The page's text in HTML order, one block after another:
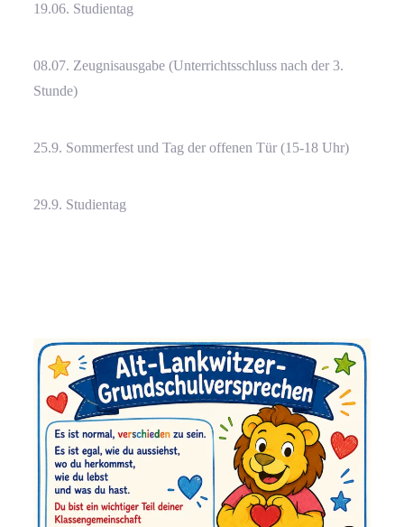
19.06. Studientag
08.07. Zeugnisausgabe (Unterrichtsschluss nach der 3.
Stunde)
25.9. Sommerfest und Tag der offenen Tür (15-18 Uhr)
29.9. Studientag